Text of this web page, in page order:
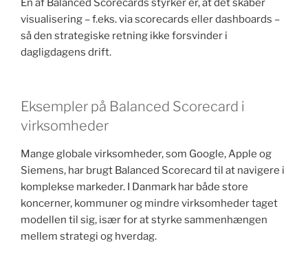
En af Balanced Scorecards styrker er, at det skaber
visualisering – f.eks. via scorecards eller dashboards –
så den strategiske retning ikke forsvinder i
dagligdagens drift.
Eksempler på Balanced Scorecard i
virksomheder
Mange globale virksomheder, som Google, Apple og
Siemens, har brugt Balanced Scorecard til at navigere i
komplekse markeder. I Danmark har både store
koncerner, kommuner og mindre virksomheder taget
modellen til sig, især for at styrke sammenhængen
mellem strategi og hverdag.